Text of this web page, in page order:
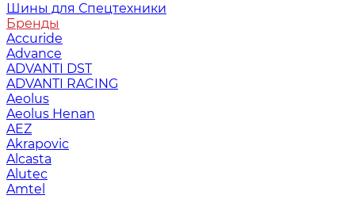
Шины для Спецтехники
Бренды
Accuride
Advance
ADVANTI DST
ADVANTI RACING
Aeolus
Aeolus Henan
AEZ
Akrapovic
Alcasta
Alutec
Amtel